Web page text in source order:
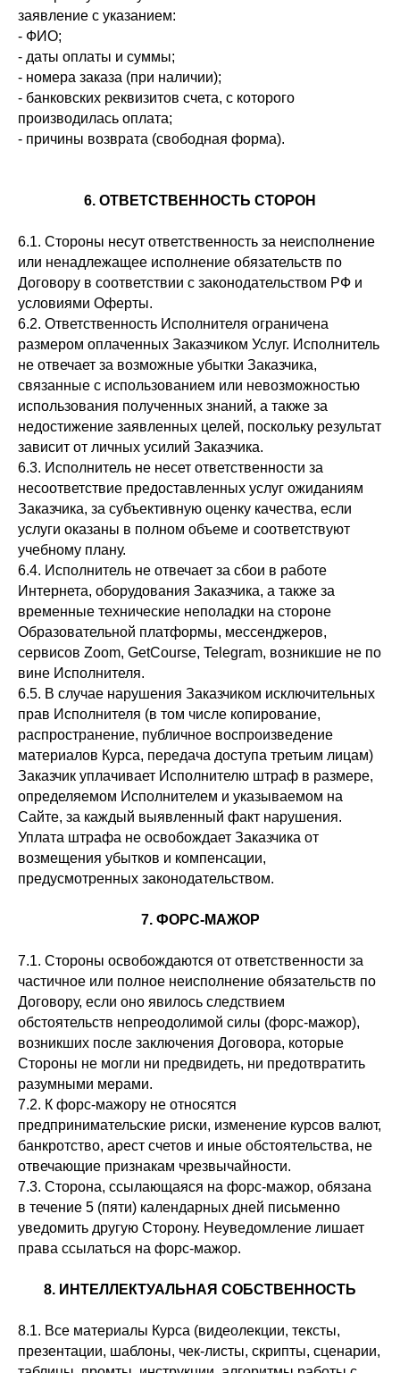
заявление с указанием:
- ФИО;
- даты оплаты и суммы;
- номера заказа (при наличии);
- банковских реквизитов счета, с которого
производилась оплата;
- причины возврата (свободная форма).
6. ОТВЕТСТВЕННОСТЬ СТОРОН
6.1. Стороны несут ответственность за неисполнение
или ненадлежащее исполнение обязательств по
Договору в соответствии с законодательством РФ и
условиями Оферты.
6.2. Ответственность Исполнителя ограничена
размером оплаченных Заказчиком Услуг. Исполнитель
не отвечает за возможные убытки Заказчика,
связанные с использованием или невозможностью
использования полученных знаний, а также за
недостижение заявленных целей, поскольку результат
зависит от личных усилий Заказчика.
6.3. Исполнитель не несет ответственности за
несоответствие предоставленных услуг ожиданиям
Заказчика, за субъективную оценку качества, если
услуги оказаны в полном объеме и соответствуют
учебному плану.
6.4. Исполнитель не отвечает за сбои в работе
Интернета, оборудования Заказчика, а также за
временные технические неполадки на стороне
Образовательной платформы, мессенджеров,
сервисов Zoom, GetCourse, Telegram, возникшие не по
вине Исполнителя.
6.5. В случае нарушения Заказчиком исключительных
прав Исполнителя (в том числе копирование,
распространение, публичное воспроизведение
материалов Курса, передача доступа третьим лицам)
Заказчик уплачивает Исполнителю штраф в размере,
определяемом Исполнителем и указываемом на
Сайте, за каждый выявленный факт нарушения.
Уплата штрафа не освобождает Заказчика от
возмещения убытков и компенсации,
предусмотренных законодательством.
7. ФОРС-МАЖОР
7.1. Стороны освобождаются от ответственности за
частичное или полное неисполнение обязательств по
Договору, если оно явилось следствием
обстоятельств непреодолимой силы (форс-мажор),
возникших после заключения Договора, которые
Стороны не могли ни предвидеть, ни предотвратить
разумными мерами.
7.2. К форс-мажору не относятся
предпринимательские риски, изменение курсов валют,
банкротство, арест счетов и иные обстоятельства, не
отвечающие признакам чрезвычайности.
7.3. Сторона, ссылающаяся на форс-мажор, обязана
в течение 5 (пяти) календарных дней письменно
уведомить другую Сторону. Неуведомление лишает
права ссылаться на форс-мажор.
8. ИНТЕЛЛЕКТУАЛЬНАЯ СОБСТВЕННОСТЬ
8.1. Все материалы Курса (видеолекции, тексты,
презентации, шаблоны, чек-листы, скрипты, сценарии,
ИП Фостенко Глеб Константинович ИНН: 503 618 945 276
Согласие на получение рассылки
Согласие на передачу 3 лицам
Согласие на обработку персональных данных
Политика конфиденциальности
Сведения об образовательной организации
Публичная оферта
Лицензия на образовательную деятельность
* Instagram и Facebook признаны экстремистскими
организациями и запрещены на территории РФ.
+7(993)603-93-38
mfg@mafiaprodazh.ru